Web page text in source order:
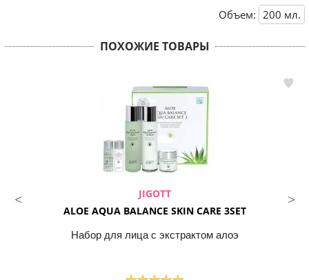
Объем: 200 мл.
ПОХОЖИЕ ТОВАРЫ
JIGOTT
ALOE AQUA BALANCE SKIN CARE 3SET
Набор для лица с экстрактом алоэ